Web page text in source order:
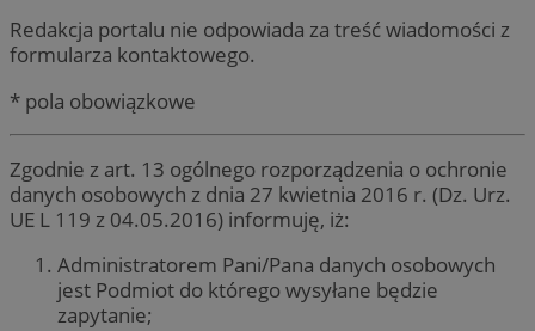
Redakcja portalu nie odpowiada za treść wiadomości z
formularza kontaktowego.
* pola obowiązkowe
Zgodnie z art. 13 ogólnego rozporządzenia o ochronie
danych osobowych z dnia 27 kwietnia 2016 r. (Dz. Urz.
UE L 119 z 04.05.2016) informuję, iż:
Administratorem Pani/Pana danych osobowych
jest Podmiot do którego wysyłane będzie
zapytanie;